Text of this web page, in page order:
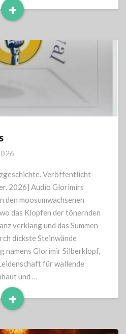
+
Read
Veröffentlicht
2026] Audio Glorimirs
den moosumwachsenen
das Klopfen der tönernden
verklang und das Summen
dickste Steinwände
namens Glorimir Silberklopf,
für wallende
und …
+
Read